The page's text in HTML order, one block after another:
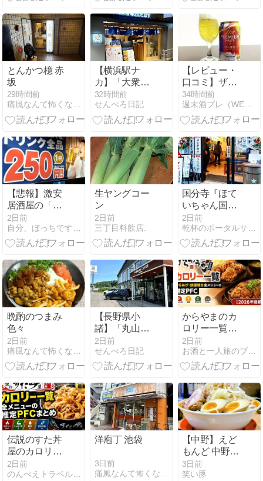
新】
新】
とんかつ檍 赤
坂
29時間前
痛風なんて怖くない(笑)
【横浜駅ナ
カ】「大衆酒
場2.0 とぽ
す」せんベ
ロ、トマトチ
マる
32時間前
せんべろ日記
【レビュー・
口コミ】ザ・
プレミアム・
モルツ時の誘
惑の味は？ま
い？度数6%の
優美なビール
34時間前
週末酒プレ（WEEKEND SAKE PREVIEW）
【悲報】激安
居酒屋の「俺
流」、ビール
が値上げされ
ていた。
2日前
生ヤングコー
ン
2日前
三丁目料飲店.
国分寺『ほて
いちゃん国分
寺南口店』待
望の出店！赤
星大瓶400円
と限定メニュ
ー【新店レポ
ート】
2日前
晩酌のつまみ
色々
2日前
【長野県小
諸】「丸山珈
琲」小諸ブレ
ンドで香りに
包まれる贅沢
2日前
せんべろ日記
からやまのカ
ロリー一覧｜
からあげ・鉄
板焼き全メニ
ューの推定
最新】
2日前
お酒と一人旅のブログ
伝説のすた丼
屋のカロリー
一覧｜全メニ
ューの推定
2日前
のんべえトラベル | お酒と旅行が大好きな人
洋庖丁 池袋
3日前
【中野】えど
もんど 中野店
｜初訪問！行
列店で食べる
3日前
笑い豚